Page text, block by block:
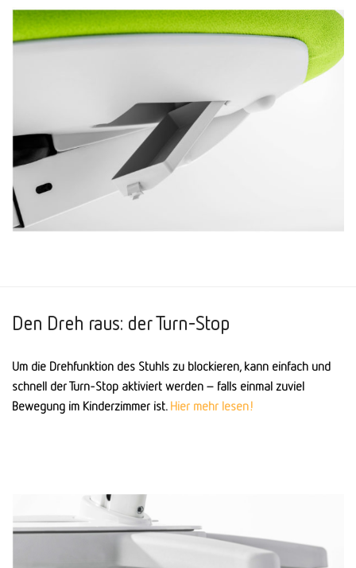
Den Dreh raus: der Turn-Stop
Um die Drehfunktion des Stuhls zu blockieren, kann einfach und
schnell der Turn-Stop aktiviert werden – falls ein­mal zuviel
Bewegung im Kinder­zimmer ist. Hier mehr lesen!